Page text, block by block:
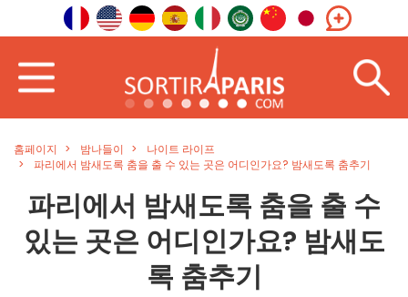
홈페이지 밤나들이
나이트 라이프
파리에서 밤새도록 춤을 출 수 있는 곳은 어디인가요? 밤새도록 춤추기
파리에서 밤새도록 춤을 출 수
있는 곳은 어디인가요? 밤새도
록 춤추기